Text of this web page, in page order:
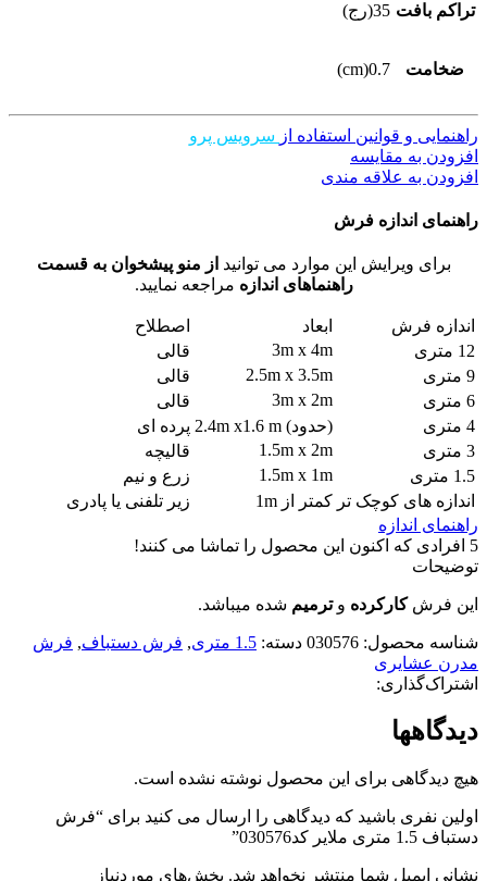
تراکم بافت 35(رج)
ضخامت 0.7(cm)
راهنمایی و قوانین استفاده از سرویس پرو
افزودن به مقایسه
افزودن به علاقه مندی
راهنمای اندازه فرش
برای ویرایش این موارد می توانید از منو پیشخوان به قسمت
راهنماهای اندازه مراجعه نمایید.
اندازه فرش ابعاد
اصطلاح
12 متری
3m x 4m
قالی
9 متری
2.5m x 3.5m
قالی
6 متری
3m x 2m
قالی
4 متری
(حدود) 2.4m x1.6 m
پرده ای
3 متری
1.5m x 2m
قالیچه
1.5 متری
1.5m x 1m
زرع و نیم
اندازه های کوچک تر کمتر از 1m
زیر تلفنی یا پادری
راهنمای اندازه
5 افرادی که اکنون این محصول را تماشا می کنند!
توضیحات
این فرشکارکرده وترمیم شده میباشد.
شناسه محصول: 030576 دسته: 1.5 متری , فرش دستباف, فرش
مدرن عشایری
اشتراک‌گذاری:
دیدگاهها
هیچ دیدگاهی برای این محصول نوشته نشده است.
اولین نفری باشید که دیدگاهی را ارسال می کنید برای “فرش
دستباف 1.5 متری ملایر کد030576”
نشانی ایمیل شما منتشر نخواهد شد. بخش‌های موردنیاز